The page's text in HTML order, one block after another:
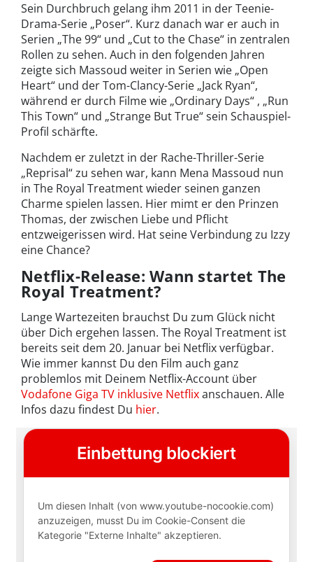
Sein Durchbruch gelang ihm 2011 in der Teenie-
Drama-Serie „Poser“. Kurz danach war er auch in
Serien „The 99“ und „Cut to the Chase“ in zentralen
Rollen zu sehen. Auch in den folgenden Jahren
zeigte sich Massoud weiter in Serien wie „Open
Heart“ und der Tom-Clancy-Serie „Jack Ryan“,
während er durch Filme wie „Ordinary Days“ , „Run
This Town“ und „Strange But True“ sein Schauspiel-
Profil schärfte.
Nachdem er zuletzt in der Rache-Thriller-Serie
„Reprisal“ zu sehen war, kann Mena Massoud nun
in The Royal Treatment wieder seinen ganzen
Charme spielen lassen. Hier mimt er den Prinzen
Thomas, der zwischen Liebe und Pflicht
entzweigerissen wird. Hat seine Verbindung zu Izzy
eine Chance?
Netflix-Release: Wann startet The
Royal Treatment?
Lange Wartezeiten brauchst Du zum Glück nicht
über Dich ergehen lassen. The Royal Treatment ist
bereits seit dem 20. Januar bei Netflix verfügbar.
Wie immer kannst Du den Film auch ganz
problemlos mit Deinem Netflix-Account über
Vodafone Giga TV inklusive Netflixanschauen. Alle
Infos dazu findest Du hier.